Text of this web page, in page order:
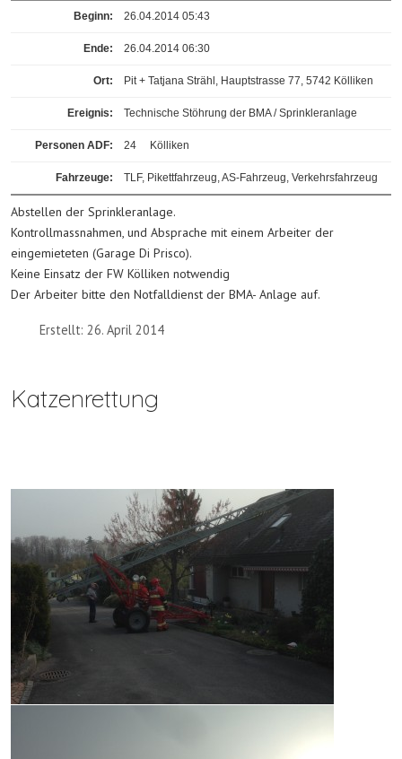
Beginn: 26.04.2014 05:43
Ende: 26.04.2014 06:30
Ort: Pit + Tatjana Strähl, Hauptstrasse 77, 5742 Kölliken
Ereignis: Technische Stöhrung der BMA / Sprinkleranlage
Personen ADF: 24 Kölliken
Fahrzeuge: TLF, Pikettfahrzeug, AS-Fahrzeug, Verkehrsfahrzeug
Abstellen der Sprinkleranlage.
Kontrollmassnahmen, und Absprache mit einem Arbeiter der
eingemieteten (Garage Di Prisco).
Keine Einsatz der FW Kölliken notwendig
Der Arbeiter bitte den Notfalldienst der BMA- Anlage auf.
Erstellt: 26. April 2014
Katzenrettung